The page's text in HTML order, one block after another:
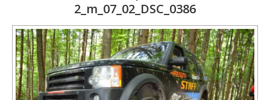
2_m_07_02_DSC_0386